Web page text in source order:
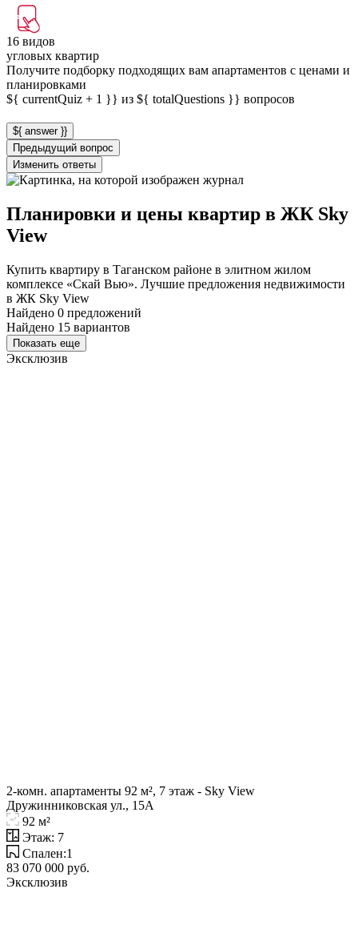
16 видов
угловых квартир
Получите подборку подходящих вам апартаментов с ценами и
планировками
${ currentQuiz + 1 }} из ${ totalQuestions }} вопросов
${ answer }}
Предыдущий вопрос
Изменить ответы
Планировки и цены квартир в ЖК Sky
View
Купить квартиру в Таганском районе в элитном жилом
комплексе «Скай Вью». Лучшие предложения недвижимости
в ЖК Sky View
Найдено 0 предложений
Найдено 15 вариантов
Показать еще
Эксклюзив
2-комн. апартаменты 92 м², 7 этаж - Sky View
Дружинниковская ул., 15А
92 м²
Этаж: 7
Спален:1
83 070 000 руб.
Эксклюзив